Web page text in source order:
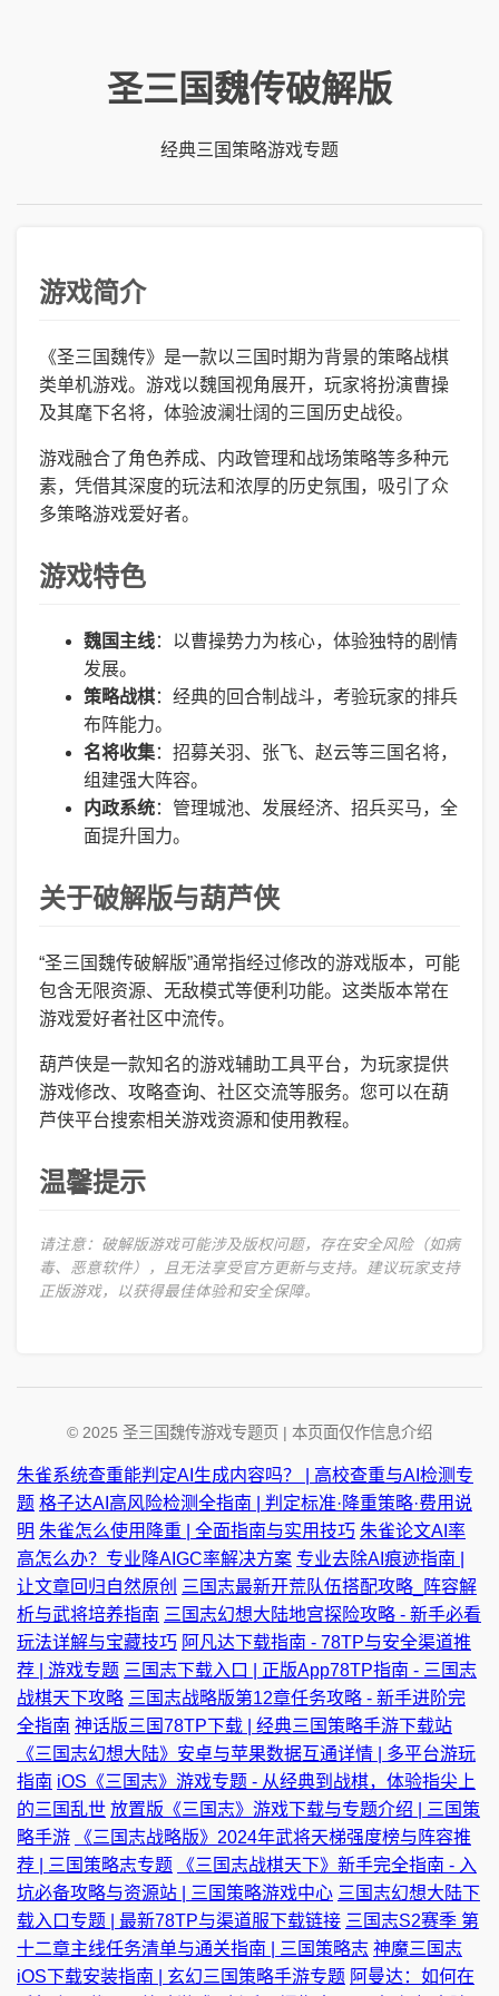
圣三国魏传破解版
经典三国策略游戏专题
游戏简介
《圣三国魏传》是一款以三国时期为背景的策略战棋
类单机游戏。游戏以魏国视角展开，玩家将扮演曹操
及其麾下名将，体验波澜壮阔的三国历史战役。
游戏融合了角色养成、内政管理和战场策略等多种元
素，凭借其深度的玩法和浓厚的历史氛围，吸引了众
多策略游戏爱好者。
游戏特色
魏国主线：以曹操势力为核心，体验独特的剧情
发展。
策略战棋：经典的回合制战斗，考验玩家的排兵
布阵能力。
名将收集：招募关羽、张飞、赵云等三国名将，
组建强大阵容。
内政系统：管理城池、发展经济、招兵买马，全
面提升国力。
关于破解版与葫芦侠
“圣三国魏传破解版”通常指经过修改的游戏版本，可能
包含无限资源、无敌模式等便利功能。这类版本常在
游戏爱好者社区中流传。
葫芦侠是一款知名的游戏辅助工具平台，为玩家提供
游戏修改、攻略查询、社区交流等服务。您可以在葫
芦侠平台搜索相关游戏资源和使用教程。
温馨提示
请注意：破解版游戏可能涉及版权问题，存在安全风险（如病
毒、恶意软件），且无法享受官方更新与支持。建议玩家支持
正版游戏，以获得最佳体验和安全保障。
© 2025 圣三国魏传游戏专题页 | 本页面仅作信息介绍
朱雀系统查重能判定AI生成内容吗？ | 高校查重与AI检测专
题 格子达AI高风险检测全指南 | 判定标准·降重策略·费用说
明 朱雀怎么使用降重 | 全面指南与实用技巧 朱雀论文AI率
高怎么办？专业降AIGC率解决方案 专业去除AI痕迹指南 |
让文章回归自然原创 三国志最新开荒队伍搭配攻略_阵容解
析与武将培养指南 三国志幻想大陆地宫探险攻略 - 新手必看
玩法详解与宝藏技巧 阿凡达下载指南 - 78TP与安全渠道推
荐 | 游戏专题 三国志下载入口 | 正版App78TP指南 - 三国志
战棋天下攻略 三国志战略版第12章任务攻略 - 新手进阶完
全指南 神话版三国78TP下载 | 经典三国策略手游下载站
《三国志幻想大陆》安卓与苹果数据互通详情 | 多平台游玩
指南 iOS《三国志》游戏专题 - 从经典到战棋，体验指尖上
的三国乱世 放置版《三国志》游戏下载与专题介绍 | 三国策
略手游
《三国志战略版》2024年武将天梯强度榜与阵容推
荐 | 三国策略志专题
《三国志战棋天下》新手完全指南 - 入
坑必备攻略与资源站 | 三国策略游戏中心 三国志幻想大陆下
载入口专题 | 最新78TP与渠道服下载链接 三国志S2赛季 第
十二章主线任务清单与通关指南 | 三国策略志 神魔三国志
iOS下载安装指南 | 玄幻三国策略手游专题 阿曼达：如何在